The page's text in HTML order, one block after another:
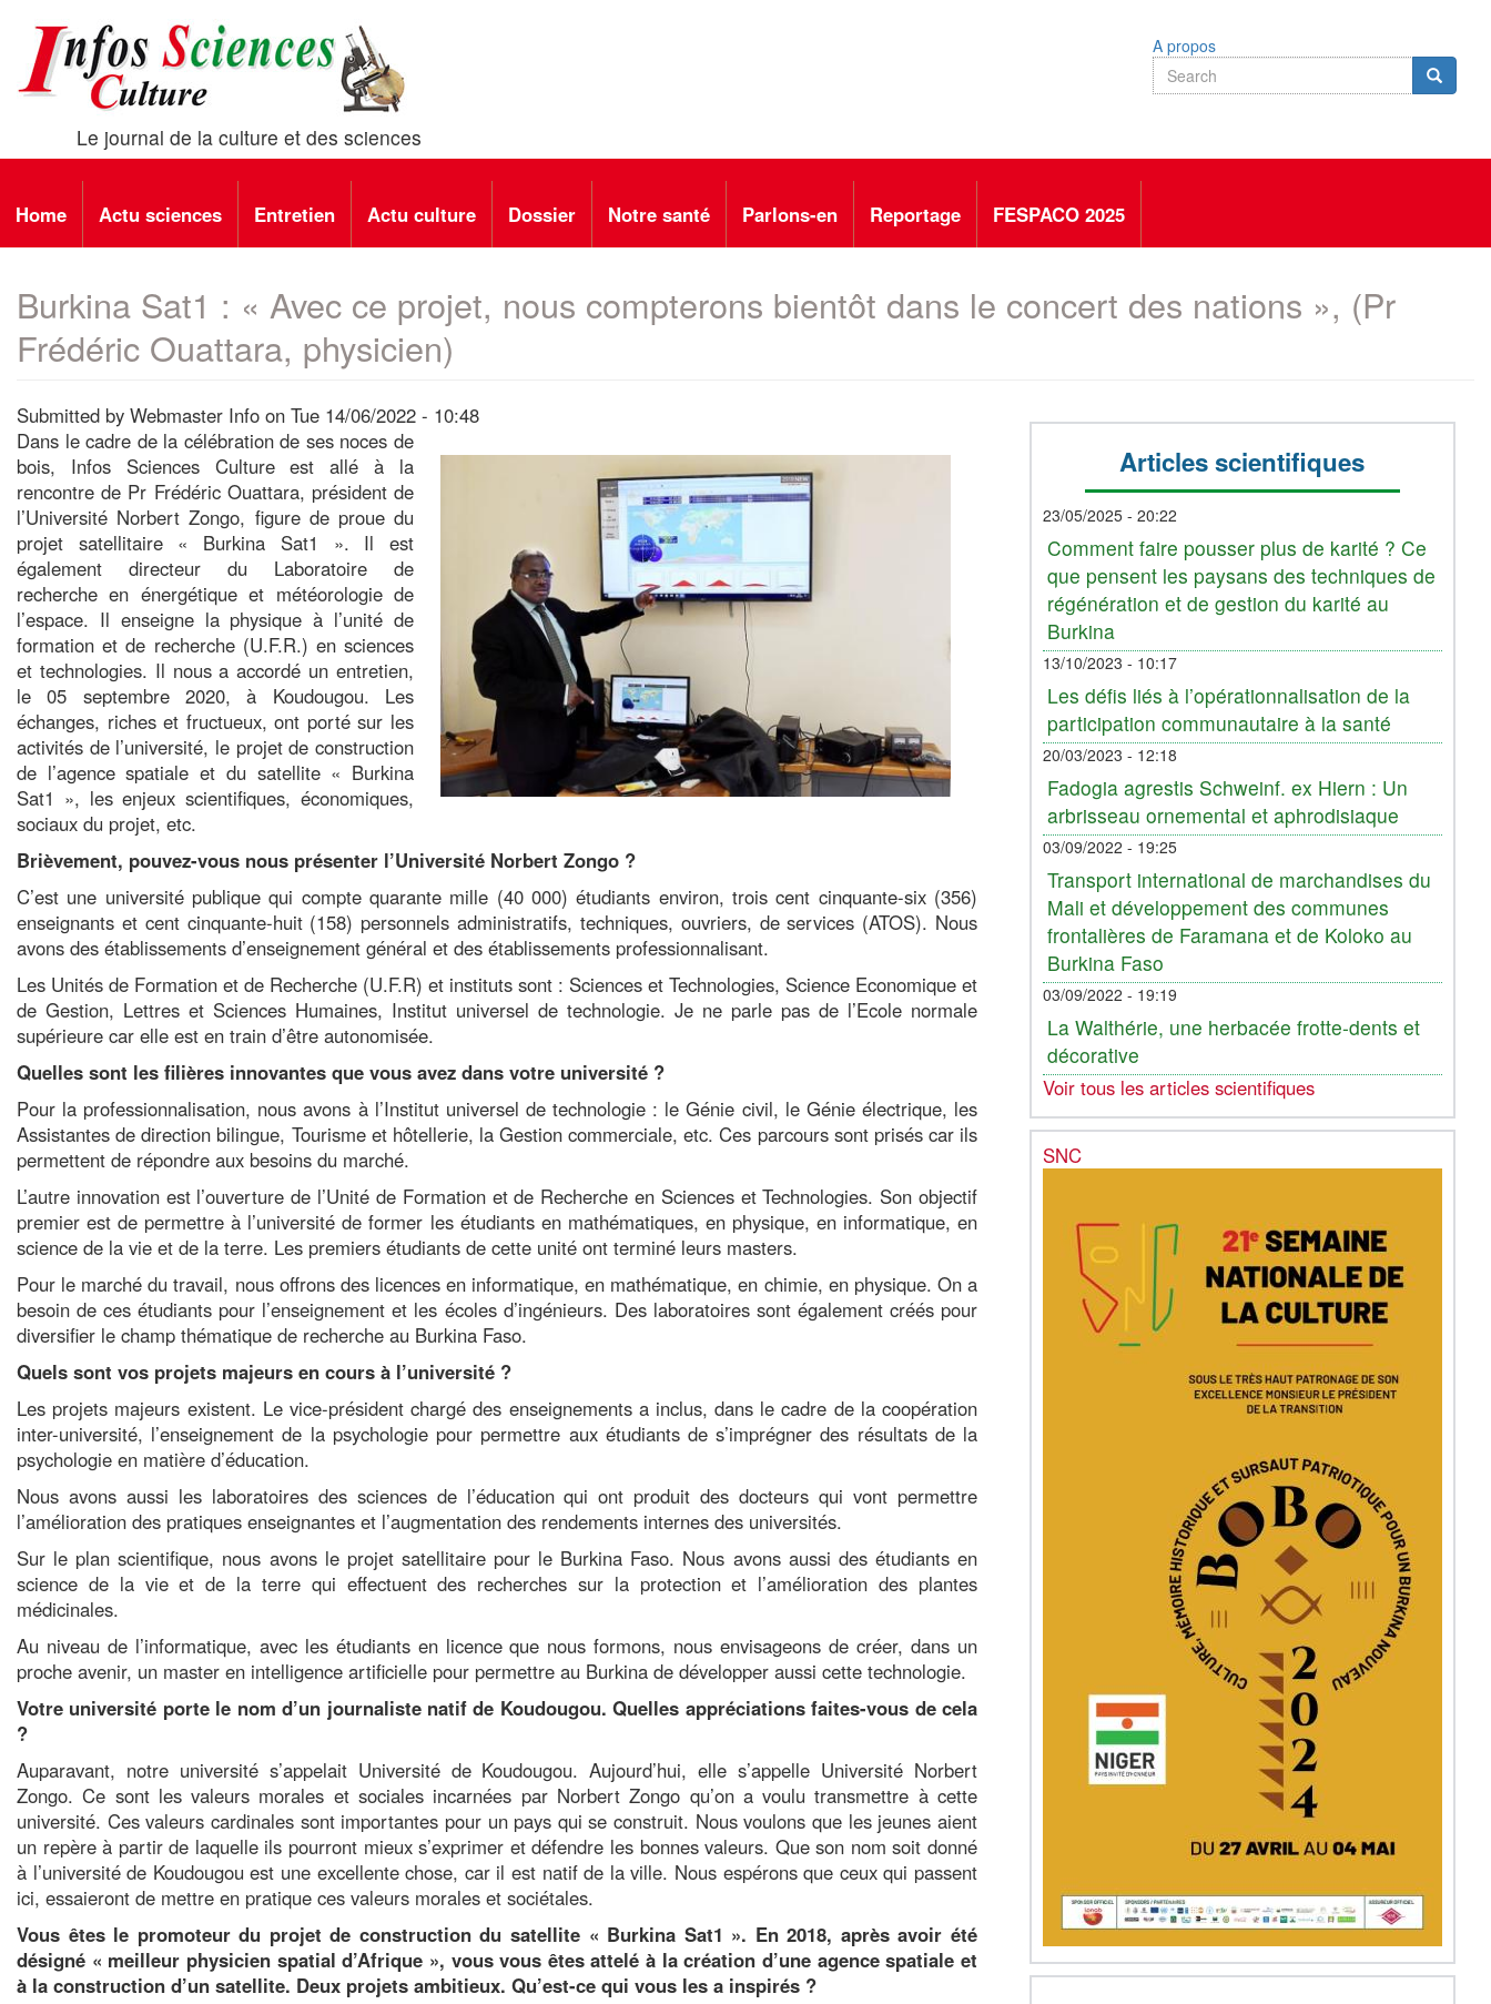
main
content
Le journal de la culture et des sciences
A propos
Search
Search Search
Main
navigation
Home Actu sciences Entretien Actu culture Dossier Notre santé Parlons-en Reportage FESPACO 2025
Burkina Sat1 : « Avec ce projet, nous compterons bientôt dans le concert des nations », (Pr
Frédéric Ouattara, physicien)
Submitted by Webmaster Info on Tue 14/06/2022 - 10:48
Dans le cadre de la célébration de ses noces de
bois, Infos Sciences Culture est allé à la
rencontre de Pr Frédéric Ouattara, président de
l’Université Norbert Zongo, figure de proue du
projet satellitaire « Burkina Sat1 ». Il est
également directeur du Laboratoire de
recherche en énergétique et météorologie de
l’espace. Il enseigne la physique à l’unité de
formation et de recherche (U.F.R.) en sciences
et technologies. Il nous a accordé un entretien,
le 05 septembre 2020, à Koudougou. Les
échanges, riches et fructueux, ont porté sur les
activités de l’université, le projet de construction
de l’agence spatiale et du satellite « Burkina
Sat1 », les enjeux scientifiques, économiques,
sociaux du projet, etc.
Brièvement, pouvez-vous nous présenter l’Université Norbert Zongo ?
C’est une université publique qui compte quarante mille (40 000) étudiants environ, trois cent cinquante-six (356)
enseignants et cent cinquante-huit (158) personnels administratifs, techniques, ouvriers, de services (ATOS). Nous
avons des établissements d’enseignement général et des établissements professionnalisant.
Les Unités de Formation et de Recherche (U.F.R) et instituts sont : Sciences et Technologies, Science Economique et
de Gestion, Lettres et Sciences Humaines, Institut universel de technologie. Je ne parle pas de l’Ecole normale
supérieure car elle est en train d’être autonomisée.
Quelles sont les filières innovantes que vous avez dans votre université ?
Pour la professionnalisation, nous avons à l’Institut universel de technologie : le Génie civil, le Génie électrique, les
Assistantes de direction bilingue, Tourisme et hôtellerie, la Gestion commerciale, etc. Ces parcours sont prisés car ils
permettent de répondre aux besoins du marché.
L’autre innovation est l’ouverture de l’Unité de Formation et de Recherche en Sciences et Technologies. Son objectif
premier est de permettre à l’université de former les étudiants en mathématiques, en physique, en informatique, en
science de la vie et de la terre. Les premiers étudiants de cette unité ont terminé leurs masters.
Pour le marché du travail, nous offrons des licences en informatique, en mathématique, en chimie, en physique. On a
besoin de ces étudiants pour l’enseignement et les écoles d’ingénieurs. Des laboratoires sont également créés pour
diversifier le champ thématique de recherche au Burkina Faso.
Quels sont vos projets majeurs en cours à l’université ?
Les projets majeurs existent. Le vice-président chargé des enseignements a inclus, dans le cadre de la coopération
inter-université, l’enseignement de la psychologie pour permettre aux étudiants de s’imprégner des résultats de la
psychologie en matière d’éducation.
Nous avons aussi les laboratoires des sciences de l’éducation qui ont produit des docteurs qui vont permettre
l’amélioration des pratiques enseignantes et l’augmentation des rendements internes des universités.
Sur le plan scientifique, nous avons le projet satellitaire pour le Burkina Faso. Nous avons aussi des étudiants en
science de la vie et de la terre qui effectuent des recherches sur la protection et l’amélioration des plantes
médicinales.
Au niveau de l’informatique, avec les étudiants en licence que nous formons, nous envisageons de créer, dans un
proche avenir, un master en intelligence artificielle pour permettre au Burkina de développer aussi cette technologie.
Votre université porte le nom d’un journaliste natif de Koudougou. Quelles appréciations faites-vous de cela
?
Auparavant, notre université s’appelait Université de Koudougou. Aujourd’hui, elle s’appelle Université Norbert
Zongo. Ce sont les valeurs morales et sociales incarnées par Norbert Zongo qu’on a voulu transmettre à cette
université. Ces valeurs cardinales sont importantes pour un pays qui se construit. Nous voulons que les jeunes aient
un repère à partir de laquelle ils pourront mieux s’exprimer et défendre les bonnes valeurs. Que son nom soit donné
à l’université de Koudougou est une excellente chose, car il est natif de la ville. Nous espérons que ceux qui passent
ici, essaieront de mettre en pratique ces valeurs morales et sociétales.
Vous êtes le promoteur du projet de construction du satellite « Burkina Sat1 ». En 2018, après avoir été
désigné « meilleur physicien spatial d’Afrique », vous vous êtes attelé à la création d’une agence spatiale et
à la construction d’un satellite. Deux projets ambitieux. Qu’est-ce qui vous les a inspirés ?
Articles scientifiques
23/05/2025 - 20:22
Comment faire pousser plus de karité ? Ce
que pensent les paysans des techniques de
régénération et de gestion du karité au
Burkina
13/10/2023 - 10:17
Les défis liés à l’opérationnalisation de la
participation communautaire à la santé
20/03/2023 - 12:18
Fadogia agrestis Schweinf. ex Hiern : Un
arbrisseau ornemental et aphrodisiaque
03/09/2022 - 19:25
Transport international de marchandises du
Mali et développement des communes
frontalières de Faramana et de Koloko au
Burkina Faso
03/09/2022 - 19:19
La Walthérie, une herbacée frotte-dents et
décorative
Voir tous les articles scientifiques
SNC